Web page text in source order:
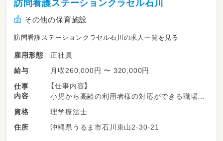
訪問看護ステーションクラセル石川
その他の保育施設
訪問看護ステーションクラセル石川の求人一覧を見る
雇用形態
正社員
給与
月収260,000円 〜 320,000円
仕事
内容
【仕事内容】
小児から高齢の利用者様の対応ができる職場で
す。
1日あたり4名から6名の方に対して
40分から最大で60分程度の介入を行います。
資格
理学療法士
住所
沖縄県うるま市石川東山2-30-21